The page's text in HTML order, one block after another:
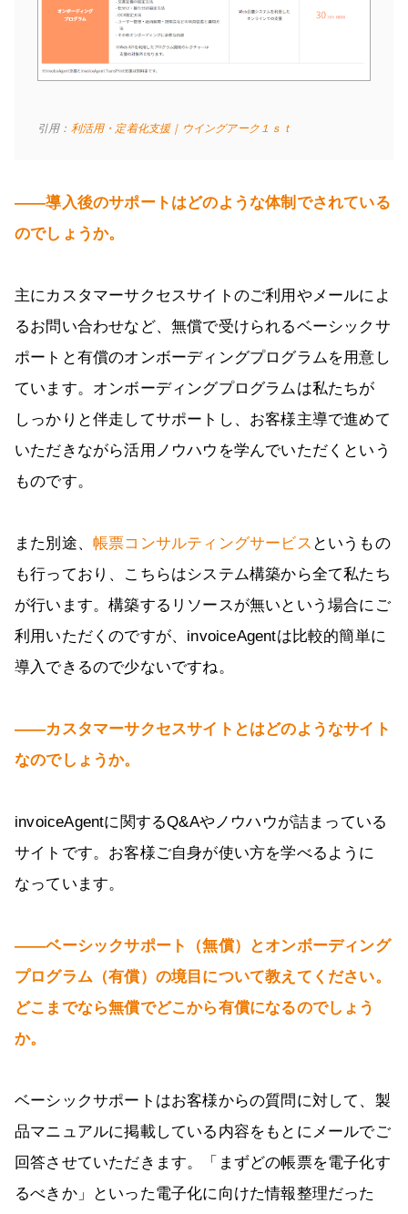
引用： 利活用・定着化支援｜ウイングアーク１ｓｔ
――導入後のサポートはどのような体制でされている
のでしょうか。
主にカスタマーサクセスサイトのご利用やメールによ
るお問い合わせなど、無償で受けられるベーシックサ
ポートと有償のオンボーディングプログラムを用意し
ています。オンボーディングプログラムは私たちが
しっかりと伴走してサポートし、お客様主導で進めて
いただきながら活用ノウハウを学んでいただくという
ものです。
また別途、 帳票コンサルティングサービス というもの
も行っており、こちらはシステム構築から全て私たち
が行います。構築するリソースが無いという場合にご
利用いただくのですが、invoiceAgentは比較的簡単に
導入できるので少ないですね。
――カスタマーサクセスサイトとはどのようなサイト
なのでしょうか。
invoiceAgentに関するQ&Aやノウハウが詰まっている
サイトです。お客様ご自身が使い方を学べるように
なっています。
――ベーシックサポート（無償）とオンボーディング
プログラム（有償）の境目について教えてください。
どこまでなら無償でどこから有償になるのでしょう
か。
ベーシックサポートはお客様からの質問に対して、製
品マニュアルに掲載している内容をもとにメールでご
回答させていただきます。「まずどの帳票を電子化す
るべきか」といった電子化に向けた情報整理だった